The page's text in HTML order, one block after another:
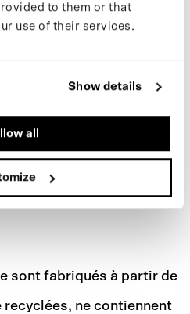
to them or that
use of their services.
Show details
all
sont fabriqués à partir de
ne contiennent